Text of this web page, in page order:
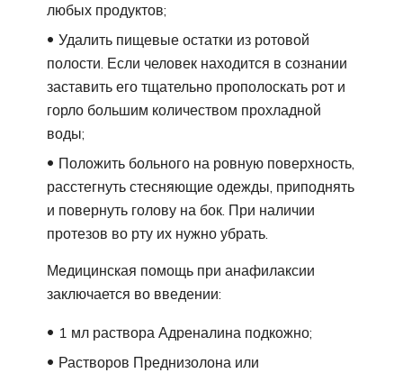
любых продуктов;
Удалить пищевые остатки из ротовой
полости. Если человек находится в сознании
заставить его тщательно прополоскать рот и
горло большим количеством прохладной
воды;
Положить больного на ровную поверхность,
расстегнуть стесняющие одежды, приподнять
и повернуть голову на бок. При наличии
протезов во рту их нужно убрать.
Медицинская помощь при анафилаксии
заключается во введении:
1 мл раствора Адреналина подкожно;
Растворов Преднизолона или